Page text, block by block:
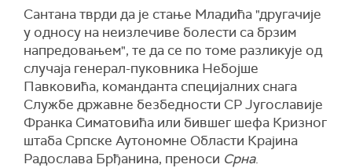
Сантана тврди да је стање Младића "другачије
у односу на неизлечиве болести са брзим
напредовањем", те да се по томе разликује од
случаја генерал-пуковника Небојше
Павковића, команданта специјалних снага
Службе државне безбедности СР Југославије
Франка Симатовића или бившег шефа Кризног
штаба Српске Аутономне Области Крајина
Радослава Брђанина, преноси Срна.